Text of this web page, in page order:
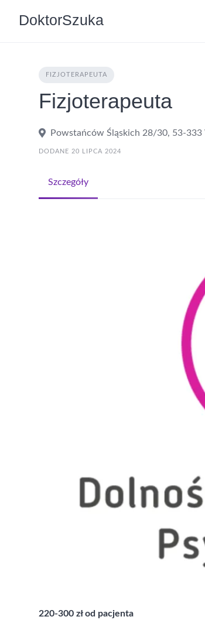
DoktorSzuka
FIZJOTERAPEUTA
Fizjoterapeuta
Powstańców Śląskich 28/30, 53-333
DODANE 20 LIPCA 2024
Szczegóły
220-300 zł od pacjenta